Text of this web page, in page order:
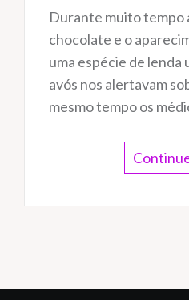
Durante muito tempo
chocolate e o
uma espécie de lenda
avós nos alertavam
mesmo tempo os